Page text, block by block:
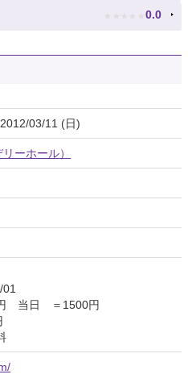
★ ★ ★ ★ ★ 0.0
03/11 (日)
ーホール）
01
当日 ＝1500円